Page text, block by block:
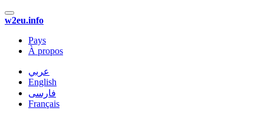
w2eu.info
Pays
À propos
عربي
English
فارسی
Français